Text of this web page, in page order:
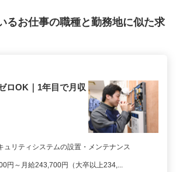
るお仕事の職種と勤務地に似た求
ロOK｜1年目で月収
ュリティシステムの設置・メンテナンス
円～月給243,700円（大卒以上234,...